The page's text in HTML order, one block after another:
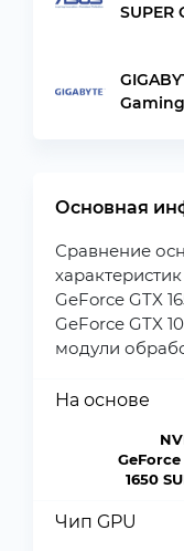
SUPER
Основная
Сравнение
GeForce GTX
GeForce GTX
модули
На основе
GeForce
1650
Чип GPU